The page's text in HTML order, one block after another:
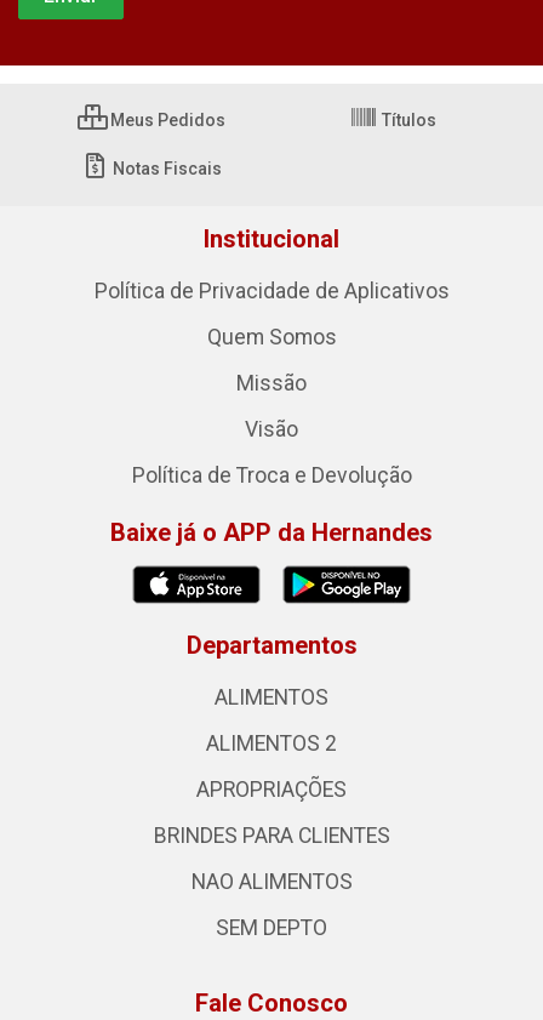
Meus Pedidos Títulos
Notas Fiscais
Institucional
Política de Privacidade de Aplicativos
Quem Somos
Missão
Visão
Política de Troca e Devolução
Baixe já o APP da Hernandes
Departamentos
ALIMENTOS
ALIMENTOS 2
APROPRIAÇÕES
BRINDES PARA CLIENTES
NAO ALIMENTOS
SEM DEPTO
Fale Conosco